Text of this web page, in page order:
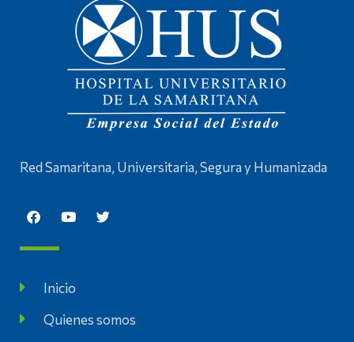
Red Samaritana, Universitaria, Segura y Humanizada
Inicio
Quienes somos